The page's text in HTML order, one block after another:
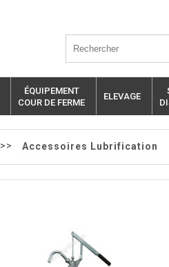
ÉQUIPEMENT
COUR DE FERME
ELEVAGE
>> Accessoires Lubrification